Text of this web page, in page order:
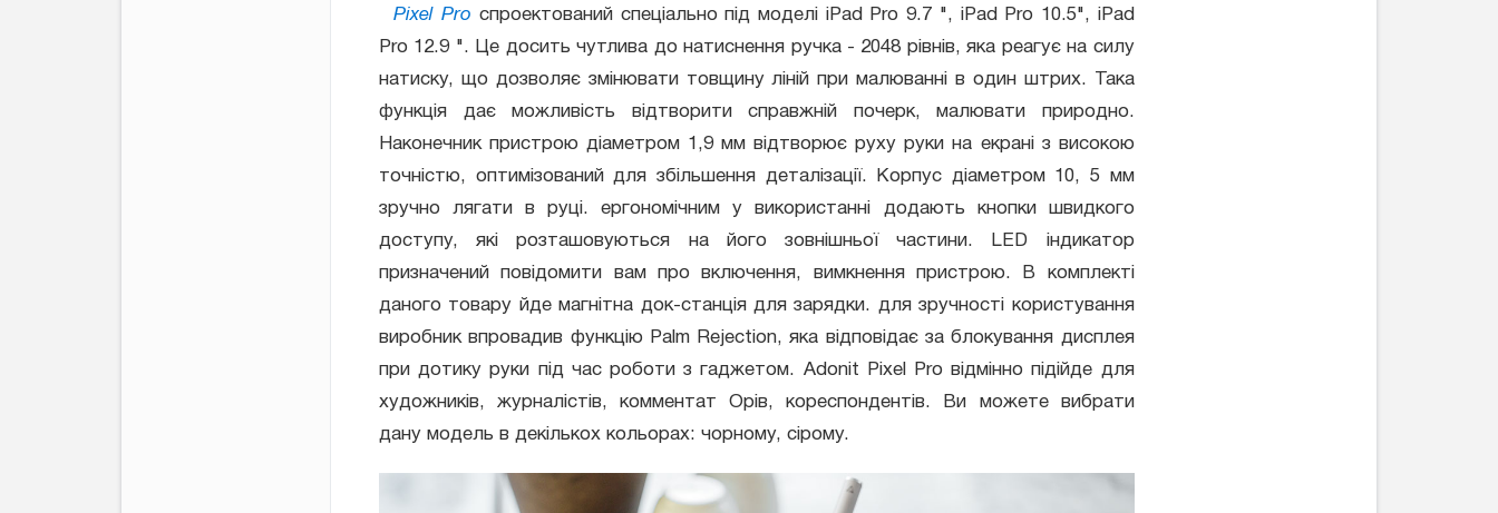
Pixel Pro спроектований спеціально під моделі iPad Pro 9.7 ", iPad Pro 10.5", iPad
Pro 12.9 ". Це досить чутлива до натиснення ручка - 2048 рівнів, яка реагує на силу
натиску, що дозволяє змінювати товщину ліній при малюванні в один штрих. Така
функція дає можливість відтворити справжній почерк, малювати природно.
Наконечник пристрою діаметром 1,9 мм відтворює руху руки на екрані з високою
точністю, оптимізований для збільшення деталізації. Корпус діаметром 10, 5 мм
зручно лягати в руці. ергономічним у використанні додають кнопки швидкого
доступу, які розташовуються на його зовнішньої частини. LED індикатор
призначений повідомити вам про включення, вимкнення пристрою. В комплекті
даного товару йде магнітна док-станція для зарядки. для зручності користування
виробник впровадив функцію Palm Rejection, яка відповідає за блокування дисплея
при дотику руки під час роботи з гаджетом. Adonit Pixel Pro відмінно підійде для
художників, журналістів, комментат Орів, кореспондентів. Ви можете вибрати
дану модель в декількох кольорах: чорному, сірому.